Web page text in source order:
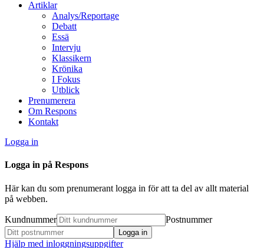
Artiklar
Analys/Reportage
Debatt
Essä
Intervju
Klassikern
Krönika
I Fokus
Utblick
Prenumerera
Om Respons
Kontakt
Logga in
Logga in på Respons
Här kan du som prenumerant logga in för att ta del av allt material
på webben.
Kundnummer Postnummer
Hjälp med inloggningsuppgifter